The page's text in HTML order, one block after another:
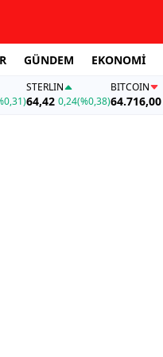
GÜNDEM EKONOMİ
STERLIN
64,42 0,24(%0,38)
BITCOIN
64.716,00